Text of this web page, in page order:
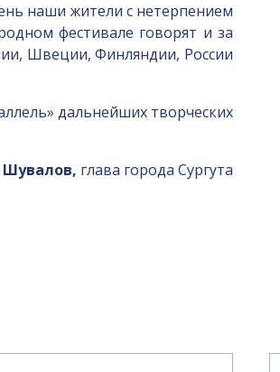
наши жители с нетерпением
фестивале говорят и за
Швеции, Финляндии, России
дальнейших творческих
глава города Сургута